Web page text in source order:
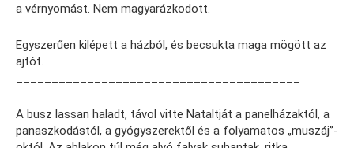
a vérnyomást. Nem magyarázkodott.
Egyszerűen kilépett a házból, és becsukta maga mögött az
ajtót.
A busz lassan haladt, távol vitte Nataltját a panelházaktól, a
panaszkodástól, a gyógyszerektől és a folyamatos „muszáj”-